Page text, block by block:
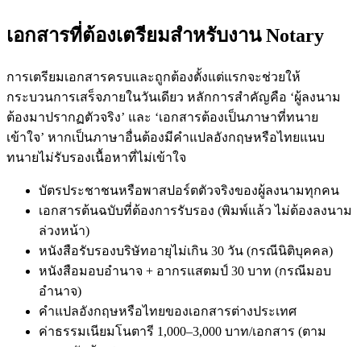
เอกสารที่ต้องเตรียมสำหรับงาน Notary
การเตรียมเอกสารครบและถูกต้องตั้งแต่แรกจะช่วยให้
กระบวนการเสร็จภายในวันเดียว หลักการสำคัญคือ ‘ผู้ลงนาม
ต้องมาปรากฏตัวจริง’ และ ‘เอกสารต้องเป็นภาษาที่ทนาย
เข้าใจ’ หากเป็นภาษาอื่นต้องมีคำแปลอังกฤษหรือไทยแนบ
ทนายไม่รับรองเนื้อหาที่ไม่เข้าใจ
บัตรประชาชนหรือพาสปอร์ตตัวจริงของผู้ลงนามทุกคน
เอกสารต้นฉบับที่ต้องการรับรอง (พิมพ์แล้ว ไม่ต้องลงนาม
ล่วงหน้า)
หนังสือรับรองบริษัทอายุไม่เกิน 30 วัน (กรณีนิติบุคคล)
หนังสือมอบอำนาจ + อากรแสตมป์ 30 บาท (กรณีมอบ
อำนาจ)
คำแปลอังกฤษหรือไทยของเอกสารต่างประเทศ
ค่าธรรมเนียมโนตารี 1,000–3,000 บาท/เอกสาร (ตาม